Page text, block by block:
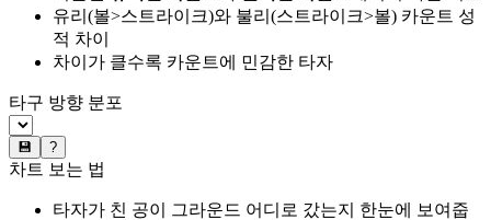
유리(볼>스트라이크)와 불리(스트라이크>볼) 카운트 성
적 차이
차이가 클수록 카운트에 민감한 타자
타구 방향 분포
💾 ?
차트 보는 법
타자가 친 공이 그라운드 어디로 갔는지 한눈에 보여줍